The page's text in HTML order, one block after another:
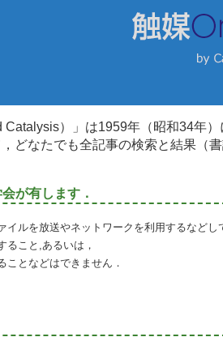
Catalysis）」は1959年（昭和34年
どなたでも全記事の検索と結果（
が有します．
イルを放送やネットワークを利用するなど
ること,あるいは，
ことなどはできません．